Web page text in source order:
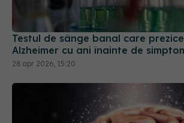
28 apr 2026, 15:20